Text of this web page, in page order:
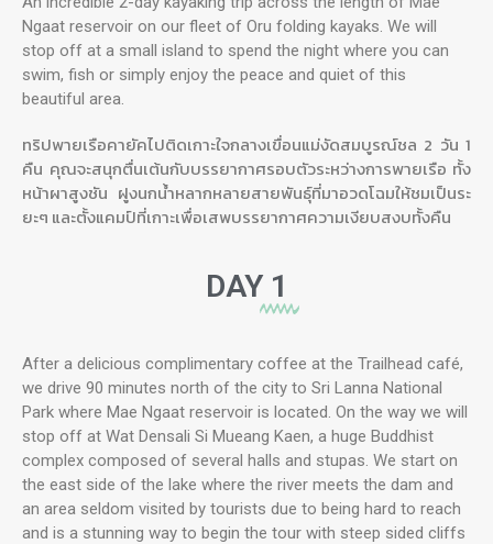
Ngaat reservoir on our fleet of Oru folding kayaks. We will
stop off at a small island to spend the night where you can
swim, fish or simply enjoy the peace and quiet of this
beautiful area.
ทริปพายเรือคายัคไปติดเกาะใจกลางเขื่อนแม่งัดสมบูรณ์ชล 2 วัน 1
คืน คุณจะสนุกตื่นเต้นกับบรรยากาศรอบตัวระหว่างการพายเรือ ทั้ง
หน้าผาสูงชัน ฝูงนกน้ำหลากหลายสายพันธุ์ที่มาอวดโฉมให้ชมเป็นระ
ยะๆ และตั้งแคมป์ที่เกาะเพื่อเสพบรรยากาศความเงียบสงบทั้งคืน
DAY 1
After a delicious complimentary coffee at the Trailhead café,
we drive 90 minutes north of the city to Sri Lanna National
Park where Mae Ngaat reservoir is located. On the way we will
stop off at Wat Densali Si Mueang Kaen, a huge Buddhist
complex composed of several halls and stupas. We start on
the east side of the lake where the river meets the dam and
an area seldom visited by tourists due to being hard to reach
and is a stunning way to begin the tour with steep sided cliffs